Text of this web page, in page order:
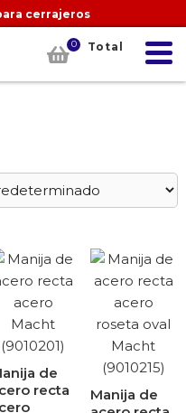
cerrajeros
0 Total
de
recta
Manija de